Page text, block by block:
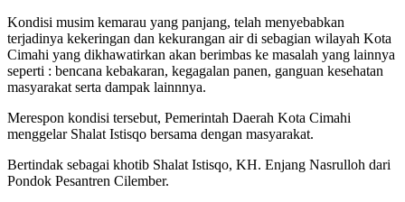
Kondisi musim kemarau yang panjang, telah menyebabkan
terjadinya kekeringan dan kekurangan air di sebagian wilayah Kota
Cimahi yang dikhawatirkan akan berimbas ke masalah yang lainnya
seperti : bencana kebakaran, kegagalan panen, ganguan kesehatan
masyarakat serta dampak lainnnya.
Merespon kondisi tersebut, Pemerintah Daerah Kota Cimahi
menggelar Shalat Istisqo bersama dengan masyarakat.
Bertindak sebagai khotib Shalat Istisqo, KH. Enjang Nasrulloh dari
Pondok Pesantren Cilember.